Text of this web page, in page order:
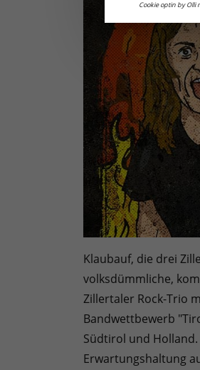
Klaubauf, die drei
volksdümmliche,
Zillertaler Rock-Trio
Bandwettbewerb
Südtirol und
Erwartungshaltung
Cookie optin by Olli